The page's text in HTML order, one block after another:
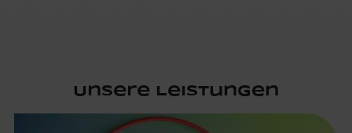
Unsere Leistungen